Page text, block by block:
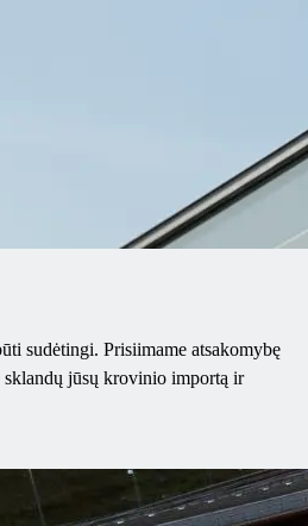
sudėtingi. Prisiimame atsakomybę
jūsų krovinio importą ir